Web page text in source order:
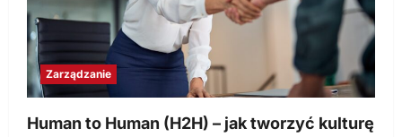
Zarządzanie
Human to Human (H2H) – jak tworzyć kulturę